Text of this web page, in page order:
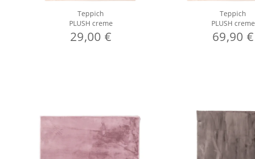
Teppich
PLUSH creme
29,00 €
Teppich
PLUSH creme
69,90 €